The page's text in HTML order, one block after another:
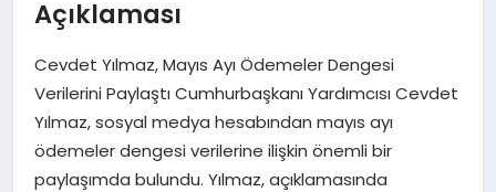
GÜNDEM
SPOR
EKONOMI
MAGAZIN
Açıklaması
Cevdet Yılmaz, Mayıs Ayı Ödemeler Dengesi
Verilerini Paylaştı Cumhurbaşkanı Yardımcısı Cevdet
Yılmaz, sosyal medya hesabından mayıs ayı
ödemeler dengesi verilerine ilişkin önemli bir
paylaşımda bulundu. Yılmaz, açıklamasında